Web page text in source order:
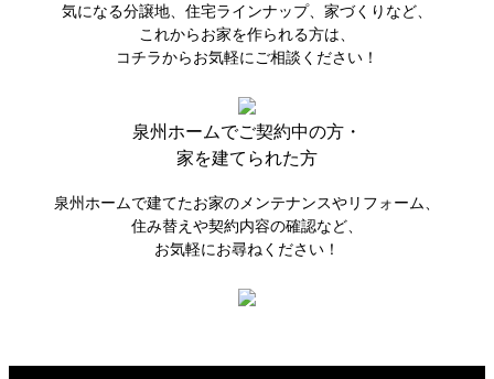
気になる分譲地、住宅ラインナップ、家づくりなど、
これからお家を作られる方は、
コチラからお気軽にご相談ください！
泉州ホームでご契約中の方・
家を建てられた方
泉州ホームで建てたお家のメンテナンスやリフォーム、
住み替えや契約内容の確認など、
お気軽にお尋ねください！